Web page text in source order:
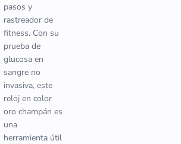
pasos y
rastreador de
fitness. Con su
prueba de
glucosa en
sangre no
invasiva, este
reloj en color
oro champán es
una
herramienta útil